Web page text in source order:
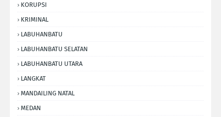
KORUPSI
KRIMINAL
LABUHANBATU
LABUHANBATU SELATAN
LABUHANBATU UTARA
LANGKAT
MANDAILING NATAL
MEDAN